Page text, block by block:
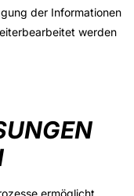
der Informationen
werden